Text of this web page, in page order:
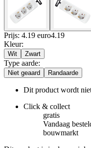
Prijs: 4.19 euro4.19
Kleur:
Wit Zwart
Type aarde:
Niet geaard Randaarde
Dit product wordt
Click & collect
gratis
Vandaag
bouwmarkt